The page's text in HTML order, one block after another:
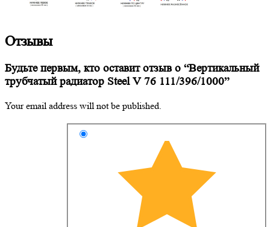
Отзывы
Будьте первым, кто оставит отзыв о “Вертикальный
трубчатый радиатор Steel V 76 111/396/1000”
Your email address will not be published.